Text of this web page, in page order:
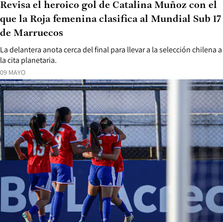
09 MAYO
La delantera anota cerca del final para llevar a la selección chilena a
la cita planetaria.
Revisa el heroico gol de Catalina Muñoz con el
que la Roja femenina clasifica al Mundial Sub 17
de Marruecos